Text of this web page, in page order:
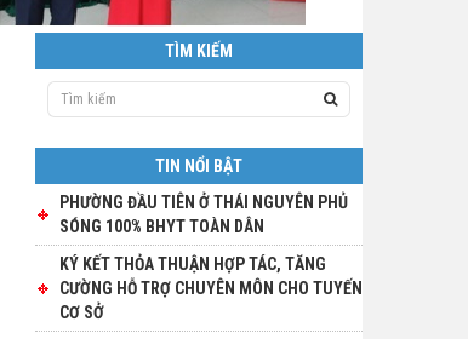
TÌM KIẾM
TIN NỔI BẬT
PHƯỜNG ĐẦU TIÊN Ở THÁI NGUYÊN PHỦ
SÓNG 100% BHYT TOÀN DÂN
KÝ KẾT THỎA THUẬN HỢP TÁC, TĂNG
CƯỜNG HỖ TRỢ CHUYÊN MÔN CHO TUYẾN
CƠ SỞ